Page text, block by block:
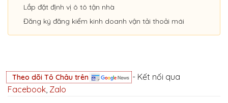
Lắp đặt định vị ô tô tận nhà
Đăng ký đăng kiểm kinh doanh vận tải thoải mái
Theo dõi Tô Châu trên
- Kết nối qua
Facebook, Zalo